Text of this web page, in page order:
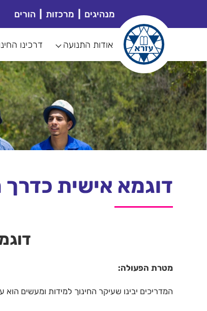
מנהיגים מרכזות הורים
אודות התנועה דרכינו
דוגמא אישית כדרך
מטרת הפעולה:
המדריכים יבינו שעיקר החינוך למידות ומעשים הוא